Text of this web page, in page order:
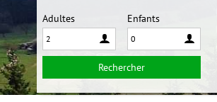
Adultes Enfants
Rechercher